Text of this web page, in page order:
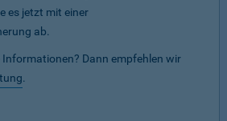
es jetzt mit einer
ab.
Informationen? Dann empfehlen wir
.